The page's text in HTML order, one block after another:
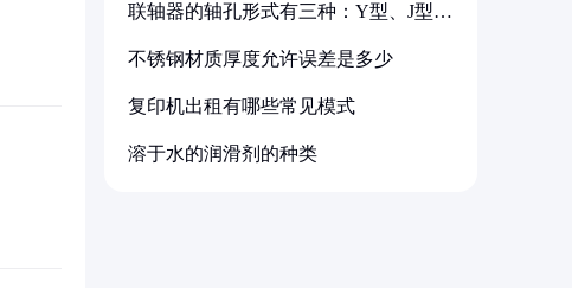
联轴器的轴孔形式有三种：Y型、J型、
不锈钢材质厚度允许误差是多少
复印机出租有哪些常见模式
溶于水的润滑剂的种类